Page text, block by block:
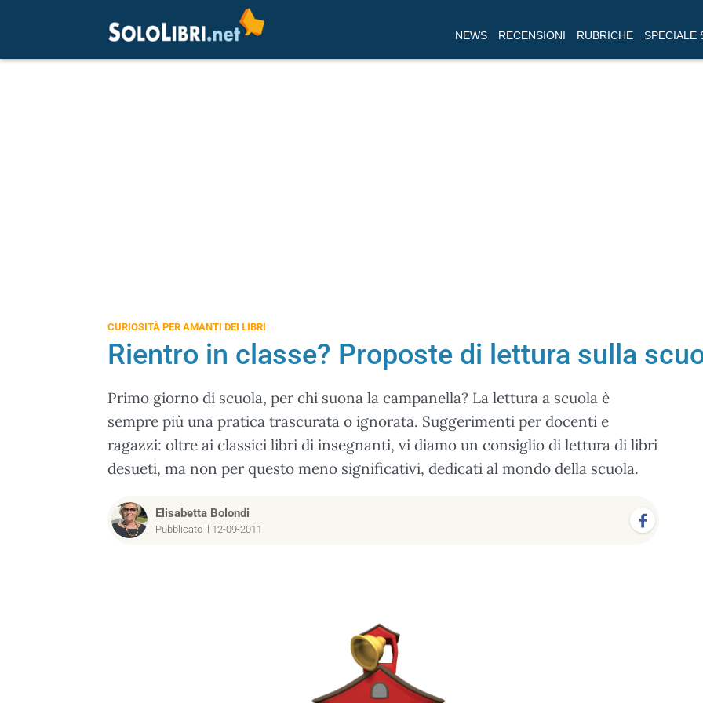
NEWS RECENSIONI RUBRICHE SPECIALE
CURIOSITÀ PER AMANTI DEI LIBRI
Rientro in classe? Proposte di lettura sulla
Primo giorno di scuola, per chi suona la campanella? La lettura a scuola è
sempre più una pratica trascurata o ignorata. Suggerimenti per docenti e
ragazzi: oltre ai classici libri di insegnanti, vi diamo un consiglio di lettura di libri
desueti, ma non per questo meno significativi, dedicati al mondo della scuola.
Elisabetta Bolondi
Pubblicato il 12-09-2011